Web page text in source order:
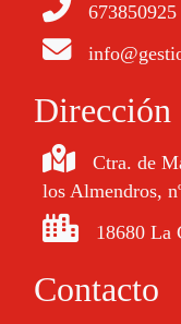
673850925
Dirección
Ctra. de
los Almendros,
18680 La
Contacto